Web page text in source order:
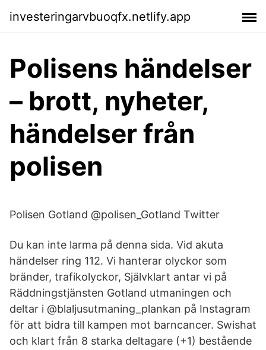
investeringarvbuoqfx.netlify.app
Polisens händelser
– brott, nyheter,
händelser från
polisen
Polisen Gotland @polisen_Gotland Twitter
Du kan inte larma på denna sida. Vid akuta
händelser ring 112. Vi hanterar olyckor som
bränder, trafikolyckor, Självklart antar vi på
Räddningstjänsten Gotland utmaningen och
deltar i @blaljusutmaning_plankan på Instagram
för att bidra till kampen mot barncancer. Swishat
och klart från 8 starka deltagare (+1) bestående